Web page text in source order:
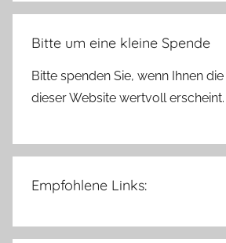
Bitte um eine kleine Spende
Bitte spenden Sie, wenn Ihnen
dieser Website wertvoll erscheint.
Empfohlene Links: